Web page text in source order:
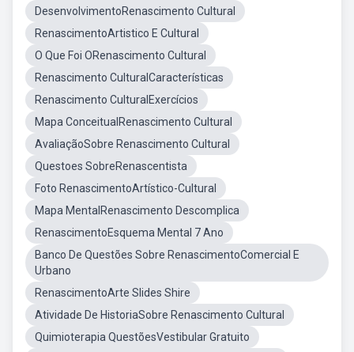
DesenvolvimentoRenascimento Cultural
RenascimentoArtistico E Cultural
O Que Foi ORenascimento Cultural
Renascimento CulturalCaracterísticas
Renascimento CulturalExercícios
Mapa ConceitualRenascimento Cultural
AvaliaçãoSobre Renascimento Cultural
Questoes SobreRenascentista
Foto RenascimentoArtístico-Cultural
Mapa MentalRenascimento Descomplica
RenascimentoEsquema Mental 7 Ano
Banco De Questões Sobre RenascimentoComercial E
Urbano
RenascimentoArte Slides Shire
Atividade De HistoriaSobre Renascimento Cultural
Quimioterapia QuestõesVestibular Gratuito